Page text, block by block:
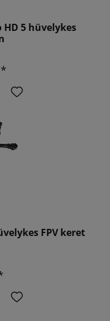
HD 5 hüvelykes
FPV keret